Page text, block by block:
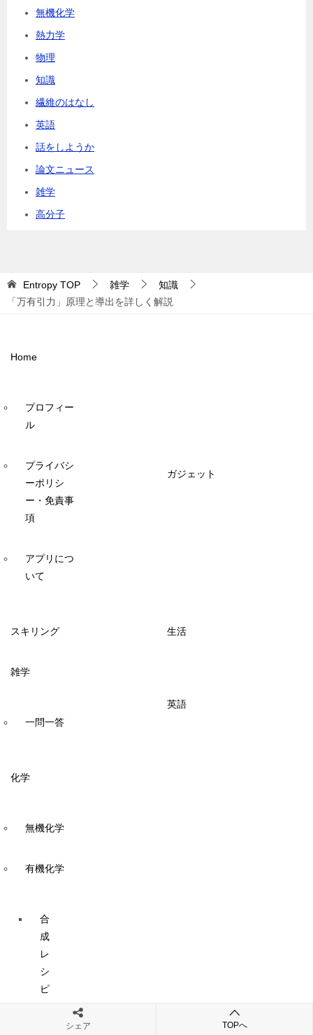
無機化学
熱力学
物理
知識
繊維のはなし
英語
話をしようか
論文ニュース
雑学
高分子
Entropy TOP 雑学
知識
「万有引力」原理と導出を詳しく解説
Home
プロフィー
ル
プライバシ
ーポリシ
ー・免責事
項
アプリにつ
いて
ガジェット
スキリング 生活
雑学
一問一答
英語
化学
無機化学
有機化学
合
成
レ
シ
ピ
シェア TOPへ